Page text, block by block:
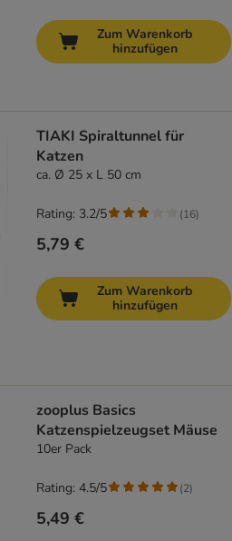
Zum Warenkorb
hinzufügen
TIAKI Spiraltunnel für
Katzen
ca. Ø 25 x L 50 cm
5,79 €
Rating: 3.2/5 (16)
Zum Warenkorb
hinzufügen
zooplus Basics
Katzenspielzeugset Mäuse
10er Pack
5,49 €
Rating: 4.5/5 (2)